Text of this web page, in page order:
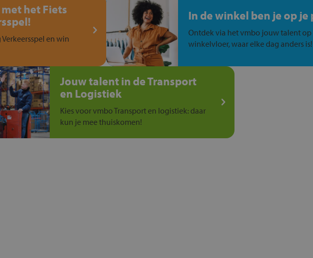
het Fiets
en win
In de winkel ben je op je
Ontdek via het vmbo jouw talent op
winkelvloer, waar elke dag anders is!
Jouw talent in de Transport
en Logistiek
Kies voor vmbo Transport en logistiek: daar
kun je mee thuiskomen!